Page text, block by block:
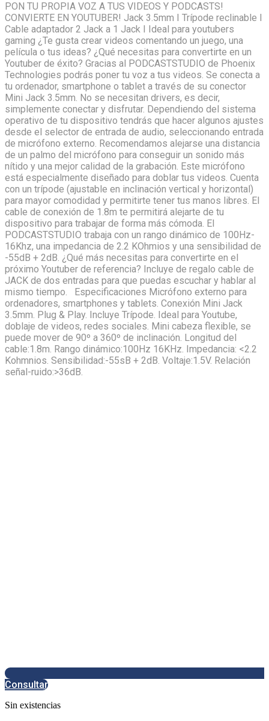
PON TU PROPIA VOZ A TUS VIDEOS Y PODCASTS!
CONVIERTE EN YOUTUBER! Jack 3.5mm I Trípode reclinable I
Cable adaptador 2 Jack a 1 Jack I Ideal para youtubers
gaming ¿Te gusta crear videos comentando un juego, una
película o tus ideas? ¿Qué necesitas para convertirte en un
Youtuber de éxito? Gracias al PODCASTSTUDIO de Phoenix
Technologies podrás poner tu voz a tus videos. Se conecta a
tu ordenador, smartphone o tablet a través de su conector
Mini Jack 3.5mm. No se necesitan drivers, es decir,
simplemente conectar y disfrutar. Dependiendo del sistema
operativo de tu dispositivo tendrás que hacer algunos ajustes
desde el selector de entrada de audio, seleccionando entrada
de micrófono externo. Recomendamos alejarse una distancia
de un palmo del micrófono para conseguir un sonido más
nítido y una mejor calidad de la grabación. Este micrófono
está especialmente diseñado para doblar tus videos. Cuenta
con un trípode (ajustable en inclinación vertical y horizontal)
para mayor comodidad y permitirte tener tus manos libres. El
cable de conexión de 1.8m te permitirá alejarte de tu
dispositivo para trabajar de forma más cómoda. El
PODCASTSTUDIO trabaja con un rango dinámico de 100Hz-
16Khz, una impedancia de 2.2 KOhmios y una sensibilidad de
-55dB + 2dB. ¿Qué más necesitas para convertirte en el
próximo Youtuber de referencia? Incluye de regalo cable de
JACK de dos entradas para que puedas escuchar y hablar al
mismo tiempo. Especificaciones Micrófono externo para
ordenadores, smartphones y tablets. Conexión Mini Jack
3.5mm. Plug & Play. Incluye Trípode. Ideal para Youtube,
doblaje de videos, redes sociales. Mini cabeza flexible, se
puede mover de 90º a 360º de inclinación. Longitud del
cable:1.8m. Rango dinámico:100Hz 16KHz. Impedancia: <2.2
Kohmnios. Sensibilidad:-55sB + 2dB. Voltaje:1.5V. Relación
señal-ruido:>36dB.
Consultar
Sin existencias